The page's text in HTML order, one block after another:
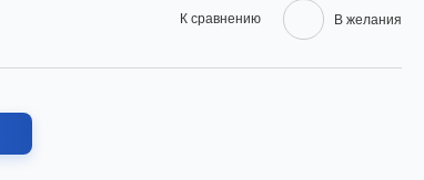
К сравнению В желания